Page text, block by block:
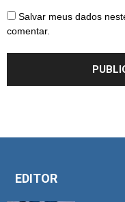
Salvar meus dados
comentar.
EDITOR